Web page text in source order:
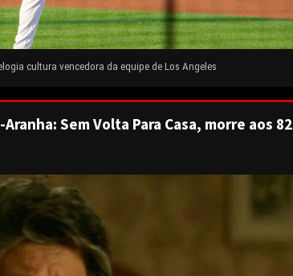
cultura vencedora da equipe de Los Angeles
Sem Volta Para Casa, morre aos 82